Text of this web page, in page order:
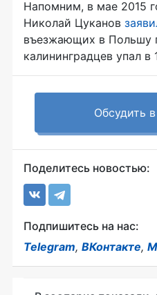
Напомним, в мае 2015
Николай Цуканов
въезжающих в Польшу
калининградцев упал в
Обсудить
Поделитесь новостью:
Подпишитесь на нас:
Telegram, ВКонтакте,